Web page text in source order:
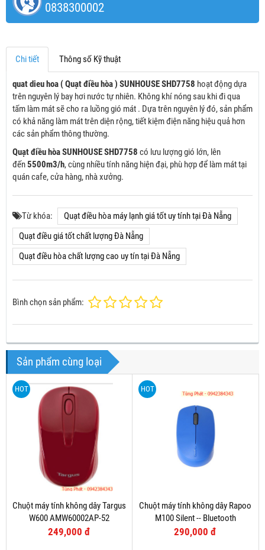
0838300002
Chi tiết Thông số Kỹ thuật
quat dieu hoa ( Quạt điều hòa ) SUNHOUSE SHD7758 hoạt động dựa
trên nguyên lý bay hơi nước tự nhiên. Không khí nóng sau khi đi qua
tấm làm mát sẽ cho ra luồng gió mát . Dựa trên nguyên lý đó, sản phẩm
có khả năng làm mát trên diện rộng, tiết kiệm điện năng hiệu quả hơn
các sản phẩm thông thường.
Quạt điều hòa SUNHOUSE SHD7758 có lưu lượng gió lớn, lên
đến5500m3/h, cùng nhiều tính năng hiện đại, phù hợp để làm mát tại
quán cafe, cửa hàng, nhà xưởng.
Từ khóa:
Quạt điều hòa máy lạnh giá tốt uy tính tại Đà Nẵng
Quạt điều giá tốt chất lượng Đà Nẵng
Quạt điều hòa chất lượng cao uy tín tại Đà Nẵng
Bình chọn sản phẩm:
Sản phẩm cùng loại
HOT
Chuột máy tính không dây Targus
W600 AMW60002AP-52
249,000 đ
HOT
Chuột máy tính không dây Rapoo
M100 Silent -- Bluetooth
290,000 đ